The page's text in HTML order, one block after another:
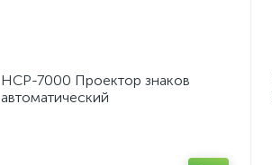
НСР-7000 Проектор знаков
автоматический